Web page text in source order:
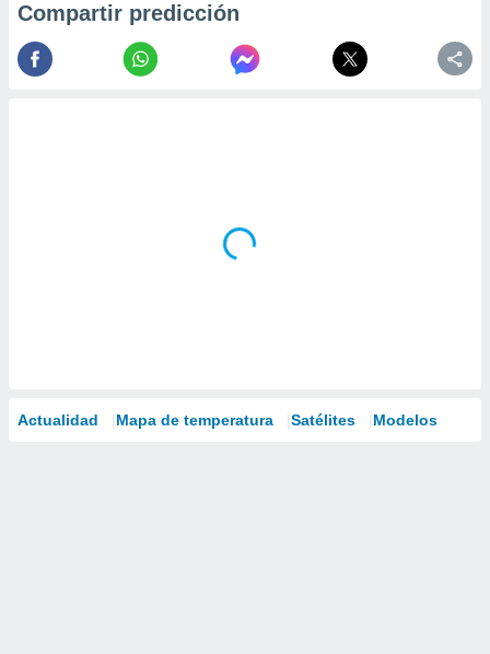
Compartir predicción
Actualidad Mapa de temperatura Satélites Modelos